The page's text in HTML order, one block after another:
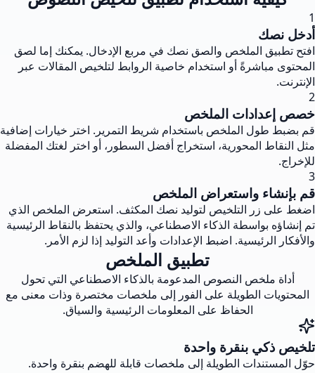
1
أدخل نصك
افتح تطبيق الملخص والصق نصك في مربع الإدخال. يمكنك إما لصق
المحتوى مباشرةً أو استخدام خاصية الروابط لتلخيص المقالات عبر
الإنترنت.
2
خصص إعدادات الملخص
قم بضبط طول الملخص باستخدام شريط التمرير. اختر خيارات إضافية
مثل النقاط المحورية، استخراج أفضل السطور، أو اختر لغتك المفضلة
للإخراج.
3
قم بإنشاء واستعراض الملخص
اضغط على زر التلخيص لتوليد نصك المكثف. استعرض الملخص الذي
تم إنشاؤه بواسطة الذكاء الاصطناعي، والذي يحتفظ بالنقاط الرئيسية
والأفكار الرئيسية. اضبط الإعدادات وأعد التوليد إذا لزم الأمر.
تطبيق الملخص
أداة ملخص النصوص المدعومة بالذكاء الاصطناعي التي تحول
المحتويات الطويلة على الفور إلى ملخصات مختصرة وذات معنى مع
الحفاظ على المعلومات الرئيسية والسياق.
تلخيص ذكي بنقرة واحدة
حوّل المستندات الطويلة إلى ملخصات قابلة للهضم بنقرة واحدة.